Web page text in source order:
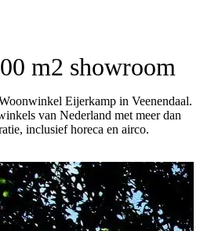
m2 showroom
Eijerkamp in Veenendaal.
van Nederland met meer dan
inclusief horeca en airco.